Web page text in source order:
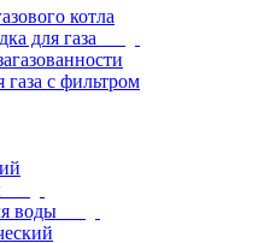
котла
для газа
газа с фильтром
воды